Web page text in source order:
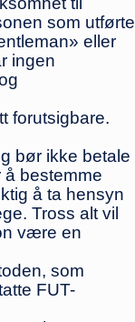
som utførte
eller
ingen
forutsigbare.
bør ikke betale
å bestemme
å ta hensyn
Tross alt vil
være en
som
FUT-